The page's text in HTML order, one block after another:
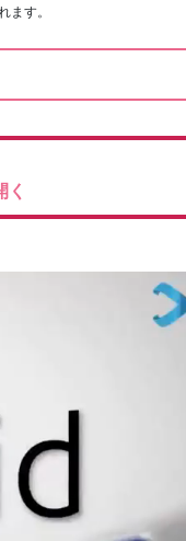
ます。